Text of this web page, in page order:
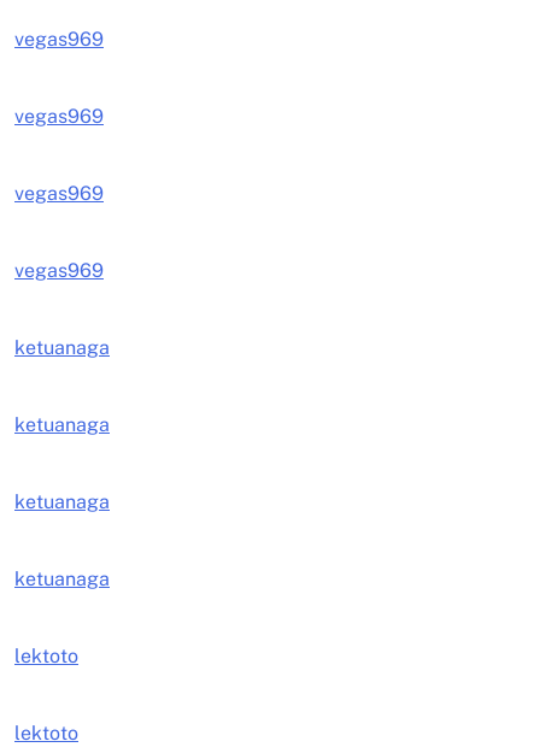
vegas969
vegas969
vegas969
vegas969
ketuanaga
ketuanaga
ketuanaga
ketuanaga
lektoto
lektoto